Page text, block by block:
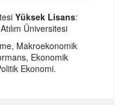
Yüksek Lisans:
Üniversitesi
Makroekonomik
Ekonomik
Ekonomi.